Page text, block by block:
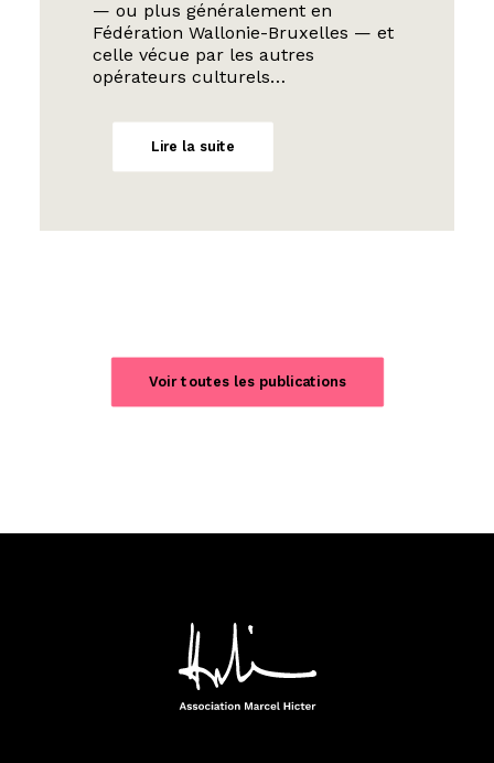
— ou plus généralement en
Fédération Wallonie-Bruxelles — et
celle vécue par les autres
opérateurs culturels…
Lire la suite
Voir toutes les publications